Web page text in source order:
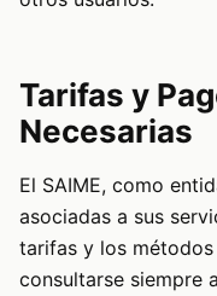
Tarifas y
Necesarias
El SAIME, como
asociadas a sus
tarifas y los
consultarse siempre